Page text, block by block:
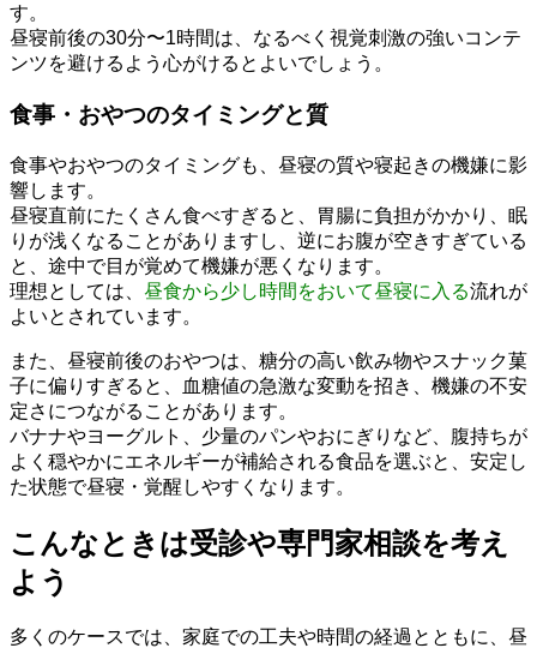
す。
昼寝前後の30分〜1時間は、なるべく視覚刺激の強いコンテ
ンツを避けるよう心がけるとよいでしょう。
食事・おやつのタイミングと質
食事やおやつのタイミングも、昼寝の質や寝起きの機嫌に影
響します。
昼寝直前にたくさん食べすぎると、胃腸に負担がかかり、眠
りが浅くなることがありますし、逆にお腹が空きすぎている
と、途中で目が覚めて機嫌が悪くなります。
理想としては、 昼食から少し時間をおいて昼寝に入る流れが
よいとされています。
また、昼寝前後のおやつは、糖分の高い飲み物やスナック菓
子に偏りすぎると、血糖値の急激な変動を招き、機嫌の不安
定さにつながることがあります。
バナナやヨーグルト、少量のパンやおにぎりなど、腹持ちが
よく穏やかにエネルギーが補給される食品を選ぶと、安定し
た状態で昼寝・覚醒しやすくなります。
こんなときは受診や専門家相談を考え
よう
多くのケースでは、家庭での工夫や時間の経過とともに、昼